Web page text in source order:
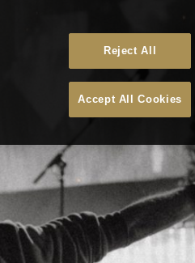
Reject All
Accept All Cookies